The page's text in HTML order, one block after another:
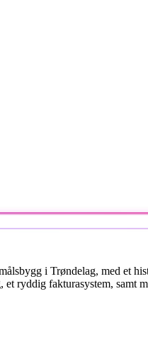
i Trøndelag, med et
ryddig fakturasystem, samt